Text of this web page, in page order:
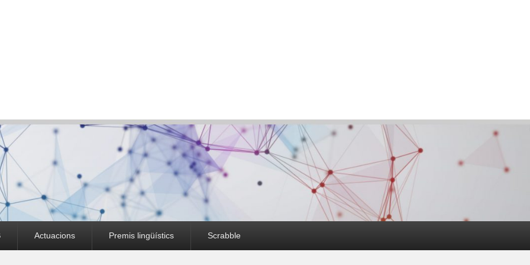
Actuacions Premis lingüístics Scrabble